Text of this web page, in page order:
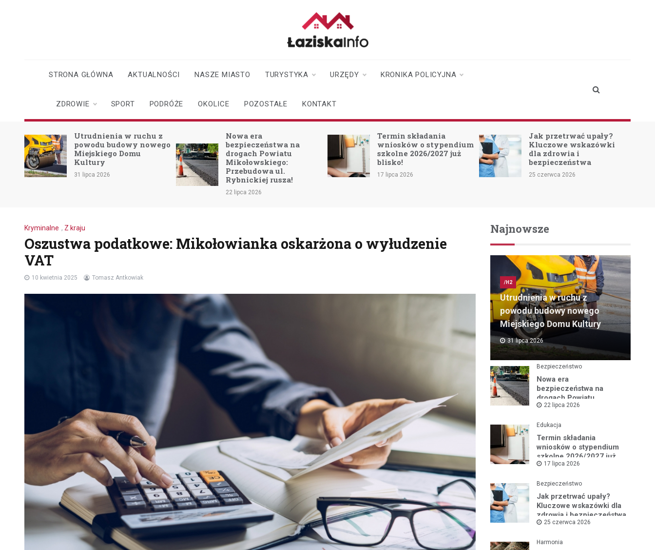
STRONA GŁÓWNA AKTUALNOŚCI NASZE MIASTO TURYSTYKA URZĘDY KRONIKA POLICYJNA
ZDROWIE SPORT PODRÓŻE OKOLICE POZOSTAŁE KONTAKT
Utrudnienia w ruchu z
powodu budowy nowego
Miejskiego Domu
Kultury
31 lipca 2026
Nowa era
bezpieczeństwa na
drogach Powiatu
Mikołowskiego:
Przebudowa ul.
Rybnickiej rusza!
22 lipca 2026
Termin składania
wniosków o stypendium
szkolne 2026/2027 już
blisko!
17 lipca 2026
Jak przetrwać upały?
Kluczowe wskazówki
dla zdrowia i
bezpieczeństwa
25 czerwca 2026
Kryminalne , Z kraju
Oszustwa podatkowe: Mikołowianka oskarżona o wyłudzenie
VAT
10 kwietnia 2025 Tomasz Antkowiak
Najnowsze
/H2
Utrudnienia w ruchu z
powodu budowy nowego
Miejskiego Domu Kultury
31 lipca 2026
Bezpieczeństwo
Nowa era
bezpieczeństwa na
drogach Powiatu
Mikołowskiego:
Rybnickiej rusza!
22 lipca 2026
Edukacja
Termin składania
wniosków o stypendium
szkolne 2026/2027 już
blisko!
17 lipca 2026
Bezpieczeństwo
Jak przetrwać upały?
Kluczowe wskazówki dla
zdrowia i bezpieczeństwa
25 czerwca 2026
Harmonia